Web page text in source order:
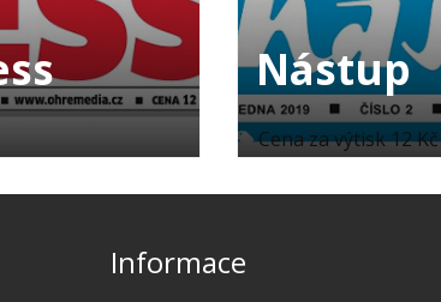
Nástup
Cena za výtisk 12 Kč
Informace